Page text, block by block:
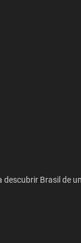
Brasil de